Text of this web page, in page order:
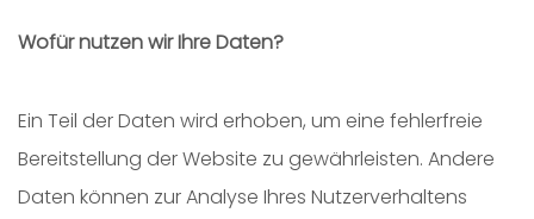
Wofür nutzen wir Ihre Daten?
Ein Teil der Daten wird erhoben, um eine fehlerfreie
Bereitstellung der Website zu gewährleisten. Andere
Daten können zur Analyse Ihres Nutzerverhaltens